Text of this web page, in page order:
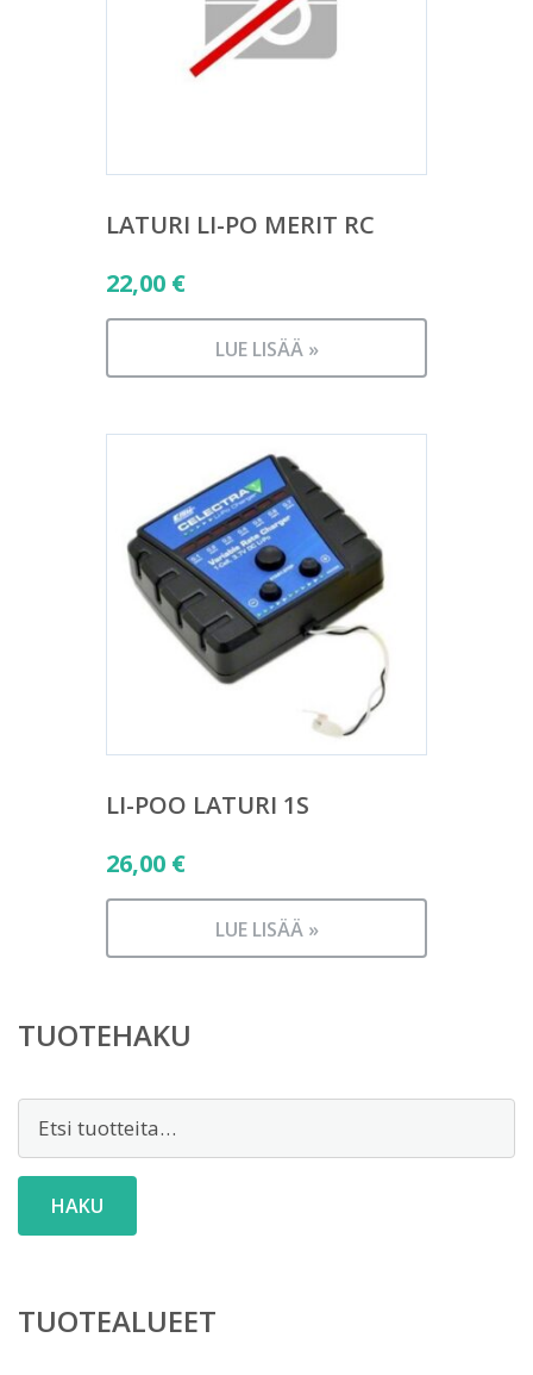
LATURI LI-PO MERIT RC
22,00 €
LUE LISÄÄ »
LI-POO LATURI 1S
26,00 €
LUE LISÄÄ »
TUOTEHAKU
Etsi:
HAKU
TUOTEALUEET